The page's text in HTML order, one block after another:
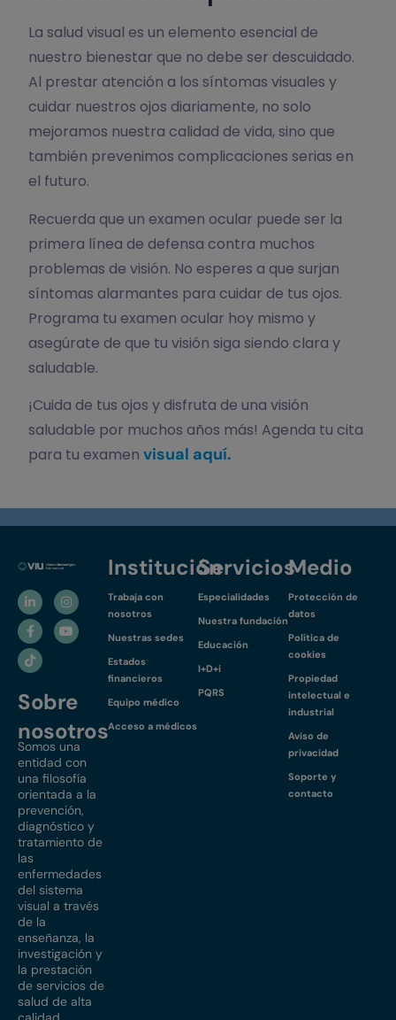
La salud visual es un elemento esencial de
nuestro bienestar que no debe ser descuidado.
Al prestar atención a los síntomas visuales y
cuidar nuestros ojos diariamente, no solo
mejoramos nuestra calidad de vida, sino que
también prevenimos complicaciones serias en
el futuro.
Recuerda que un examen ocular puede ser la
primera línea de defensa contra muchos
problemas de visión. No esperes a que surjan
síntomas alarmantes para cuidar de tus ojos.
Programa tu examen ocular hoy mismo y
asegúrate de que tu visión siga siendo clara y
saludable.
¡Cuida de tus ojos y disfruta de una visión
saludable por muchos años más! Agenda tu cita
para tu examen visual aquí.
Sobre
nosotros
Somos una
entidad con
una filosofía
orientada a la
prevención,
diagnóstico y
tratamiento de
las
enfermedades
del sistema
visual a través
de la
enseñanza, la
investigación y
la prestación
de servicios de
salud de alta
Institución
Trabaja con
nosotros
Nuestras sedes
Estados
financieros
Equipo médico
Acceso a médicos
Servicios
Especialidades
Nuestra fundación
Educación
I+D+i
PQRS
Medio
Protección de
datos
Política de
cookies
Propiedad
intelectual e
industrial
Aviso de
privacidad
Soporte y
contacto